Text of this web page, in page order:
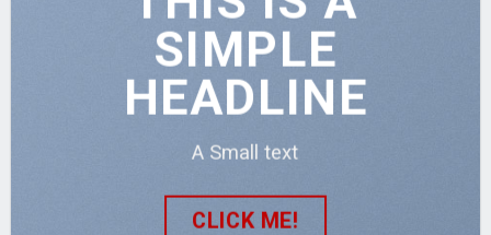
SIMPLE
HEADLINE
A Small text
CLICK ME!